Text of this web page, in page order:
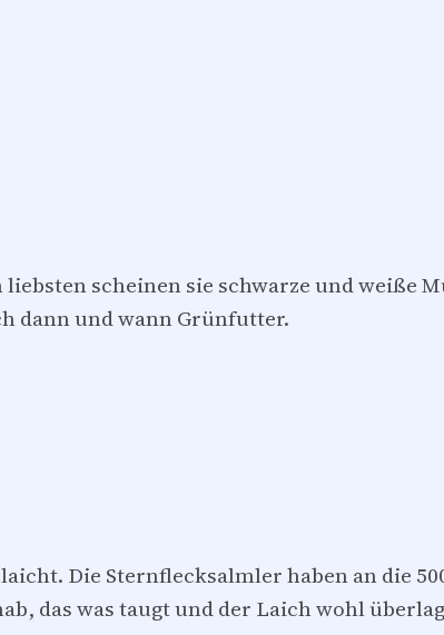
scheinen sie schwarze und weiße
dann und wann Grünfutter.
Die Sternflecksalmler haben an die
das was taugt und der Laich wohl